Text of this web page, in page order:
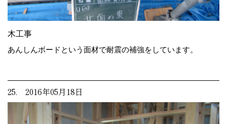
木工事
あんしんボードという面材で耐震の補強をしています。
25. 2016年05月18日